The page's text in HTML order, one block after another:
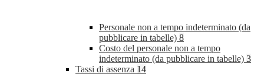
Personale non a tempo indeterminato (da
pubblicare in tabelle) 8
Costo del personale non a tempo
indeterminato (da pubblicare in tabelle) 3
Tassi di assenza 14